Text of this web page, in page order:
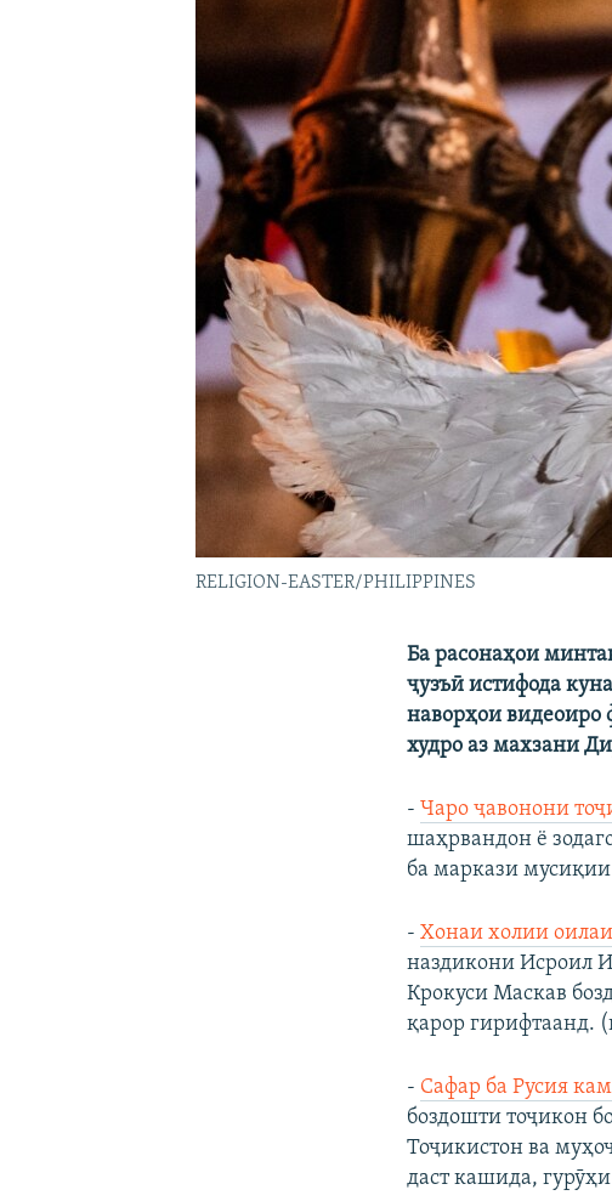
RELIGION-EASTER/PHILIPPINES
Ба расонаҳои
ҷузъӣ истифода
наворҳои
худро аз махзани
-Чаро ҷавонони
шаҳрвандон ё
ба маркази
-Хонаи холии
наздикони Исроил
Крокуси Маскав
қарор гирифтаанд.
- Сафар ба Русия
боздошти тоҷикон
Тоҷикистон ва
даст кашида,